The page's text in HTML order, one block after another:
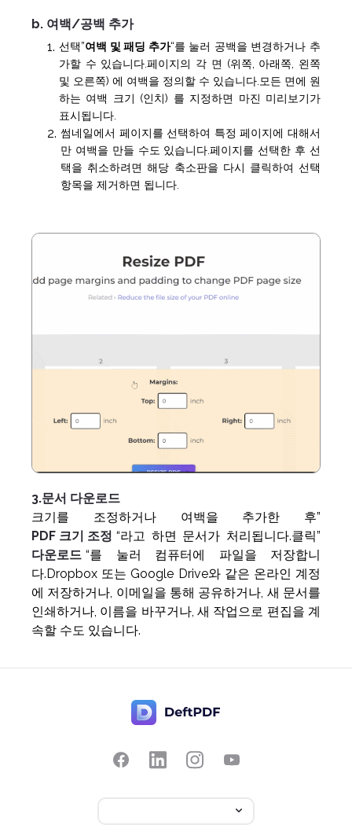
b. 여백/공백 추가
선택”여백 및 패딩 추가“를 눌러 공백을 변경하거나 추
가할 수 있습니다.페이지의 각 면 (위쪽, 아래쪽, 왼쪽
및 오른쪽) 에 여백을 정의할 수 있습니다.모든 면에 원
하는 여백 크기 (인치) 를 지정하면 마진 미리보기가
표시됩니다.
썸네일에서 페이지를 선택하여 특정 페이지에 대해서
만 여백을 만들 수도 있습니다.페이지를 선택한 후 선
택을 취소하려면 해당 축소판을 다시 클릭하여 선택
항목을 제거하면 됩니다.
3.문서 다운로드
크기를 조정하거나 여백을 추가한 후”
PDF 크기 조정 “라고 하면 문서가 처리됩니다.클릭”
다운로드 “를 눌러 컴퓨터에 파일을 저장합니
다.Dropbox 또는 Google Drive와 같은 온라인 계정
에 저장하거나, 이메일을 통해 공유하거나, 새 문서를
인쇄하거나, 이름을 바꾸거나, 새 작업으로 편집을 계
속할 수도 있습니다.